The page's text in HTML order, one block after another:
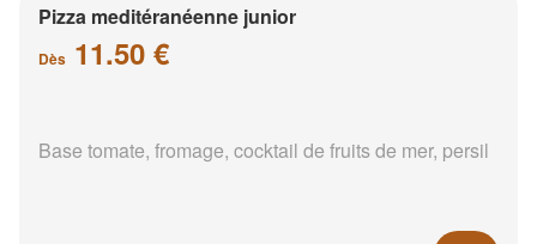
Pizza meditéranéenne junior
Dès 11.50 €
Base tomate, fromage, cocktail de fruits de mer, persil